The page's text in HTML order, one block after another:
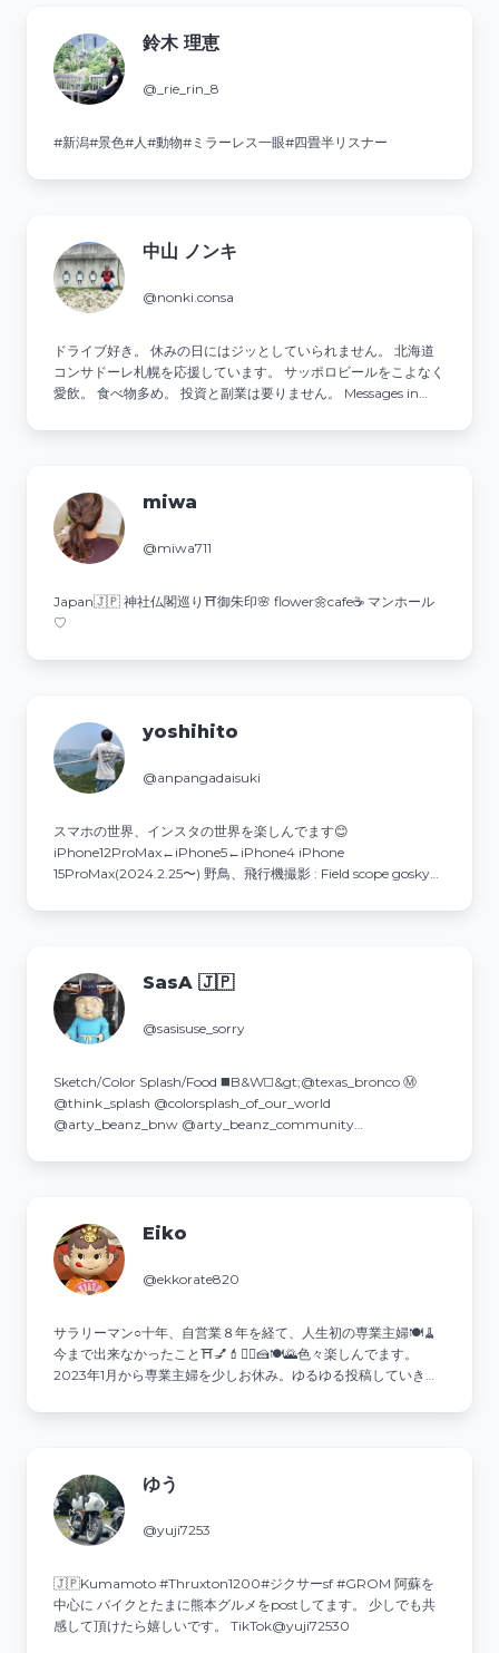
鈴木 理恵
@_rie_rin_8
#新潟#景色#人#動物#ミラーレス一眼#四畳半リスナー
中山 ノンキ
@nonki.consa
ドライブ好き。 休みの日にはジッとしていられません。 北海道
コンサドーレ札幌を応援しています。 サッポロビールをこよなく
愛飲。 食べ物多め。 投資と副業は要りません。 Messages in
miwa
@miwa711
Japan🇯🇵 神社仏閣巡り⛩御朱印🌸 flower🌼cafe☕️ マンホール
♡
yoshihito
@anpangadaisuki
スマホの世界、インスタの世界を楽しんでます😊
iPhone12ProMax←iPhone5←iPhone4 iPhone
15ProMax(2024.2.25〜) 野鳥、飛行機撮影 : Field scope gosky使
SasA 🇯🇵
@sasisuse_sorry
Sketch/Color Splash/Food ◼️B&W◻️&gt;@texas_bronco Ⓜ
@think_splash @colorsplash_of_our_world
@arty_beanz_bnw @arty_beanz_community
Eiko
@ekkorate820
サラリーマン○十年、自営業８年を経て、人生初の専業主婦🍽🧹
今まで出来なかったこと⛩💅💄💇‍♀️🍰🍽🌄色々楽しんでます。
2023年1月から専業主婦を少しお休み。ゆるゆる投稿していきま
ゆう
@yuji7253
🇯🇵Kumamoto #Thruxton1200#ジクサーsf #GROM 阿蘇を
中心に バイクとたまに熊本グルメをpostしてます。 少しでも共
感して頂けたら嬉しいです。 TikTok@yuji72530